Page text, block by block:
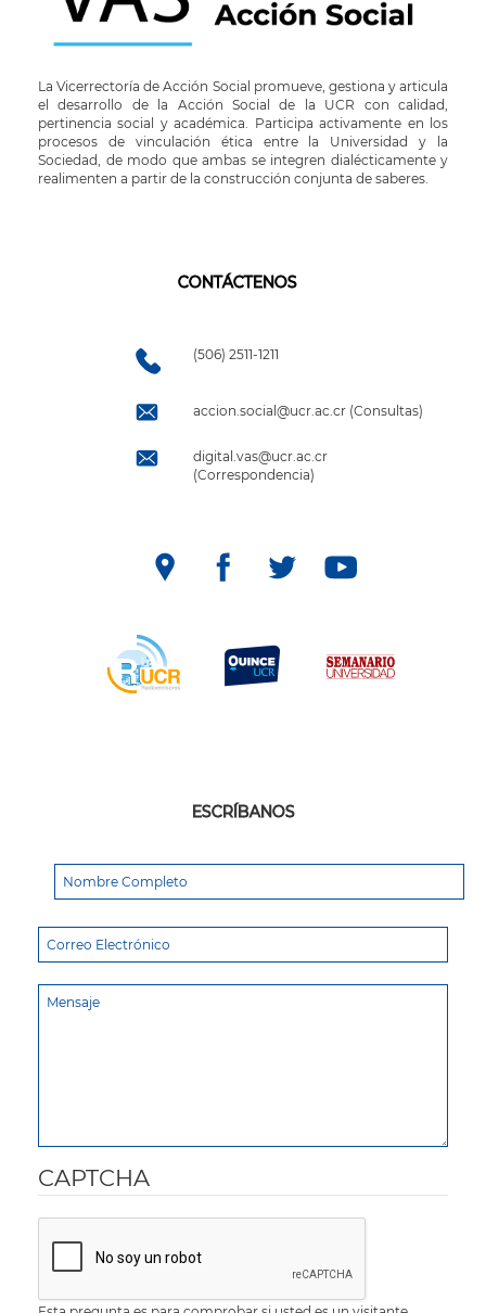
La Vicerrectoría de Acción Social promueve, gestiona y articula
el desarrollo de la Acción Social de la UCR con calidad,
pertinencia social y académica. Participa activamente en los
procesos de vinculación ética entre la Universidad y la
Sociedad, de modo que ambas se integren dialécticamente y
realimenten a partir de la construcción conjunta de saberes.
CONTÁCTENOS
(506) 2511-1211
accion.social@ucr.ac.cr (Consultas)
digital.vas@ucr.ac.cr
(Correspondencia)
ESCRÍBANOS
CAPTCHA